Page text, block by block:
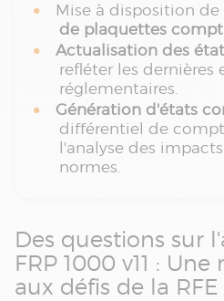
Mise à disposition de
de plaquettes
Actualisation des
refléter les dernières
réglementaires.
Génération d'états
différentiel de
l'analyse des
normes.
Des questions sur
FRP 1000 v11 :
aux défis de la RFE